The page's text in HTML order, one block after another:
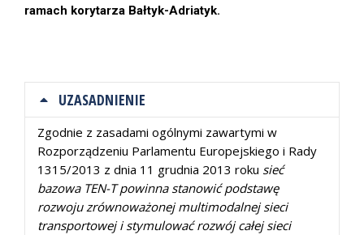
ramach korytarza Bałtyk-Adriatyk.
UZASADNIENIE
Zgodnie z zasadami ogólnymi zawartymi w
Rozporządzeniu Parlamentu Europejskiego i Rady
1315/2013 z dnia 11 grudnia 2013 roku sieć
bazowa TEN-T powinna stanowić podstawę
rozwoju zrównoważonej multimodalnej sieci
transportowej i stymulować rozwój całej sieci